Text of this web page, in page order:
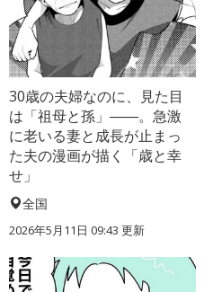
30歳の夫婦なのに、見た目
は「祖母と孫」――。急激
に老いる妻と成長が止まっ
た夫の漫画が描く「歳と幸
せ」
全国
2026年5月11日 09:43 更新